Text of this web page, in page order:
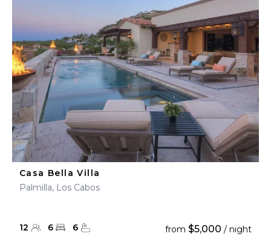
Casa Bella Villa
Palmilla, Los Cabos
12 6 6 from $5,000 / night